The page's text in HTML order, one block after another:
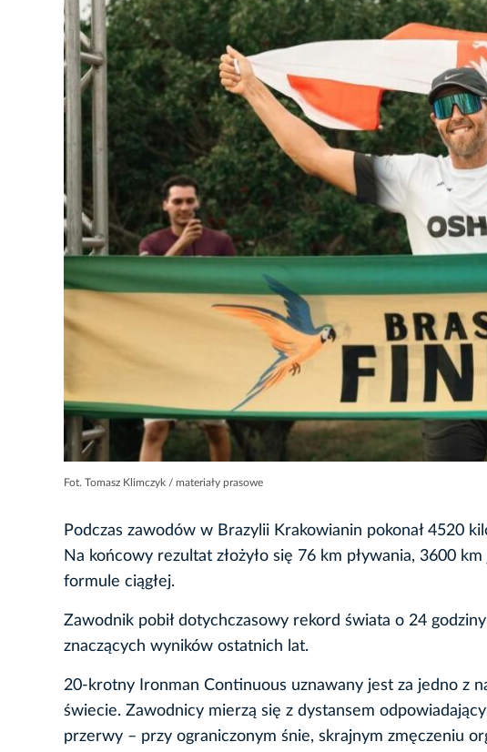
Fot. Tomasz Klimczyk / materiały prasowe
Podczas zawodów w Brazylii Krakowianin pokonał 4520
Na końcowy rezultat złożyło się 76 km pływania, 3600
formule ciągłej.
Zawodnik pobił dotychczasowy rekord świata o 24
znaczących wyników ostatnich lat.
20-krotny Ironman Continuous uznawany jest za jedno z
świecie. Zawodnicy mierzą się z dystansem
przerwy – przy ograniczonym śnie, skrajnym zmęczeniu